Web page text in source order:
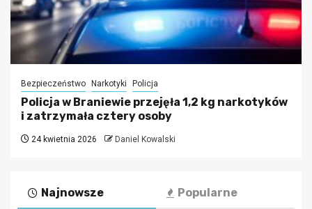
Bezpieczeństwo Narkotyki Policja
Policja w Braniewie przejęła 1,2 kg narkotyków
i zatrzymała cztery osoby
24 kwietnia 2026 Daniel Kowalski
Najnowsze Popularne